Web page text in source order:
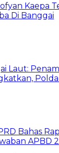
Kaepa
Di Banggai
Laut:
Bahas
APBD